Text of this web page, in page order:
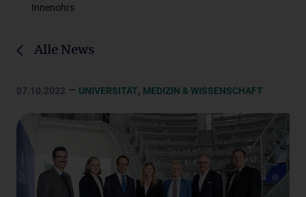
Innenohrs
Alle News
07.10.2022 – UNIVERSITÄT, MEDIZIN & WISSENSCHAFT